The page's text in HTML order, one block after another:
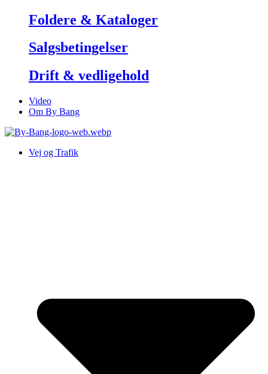
Foldere & Kataloger
Salgsbetingelser
Drift & vedligehold
Video
Om By Bang
Vej og Trafik